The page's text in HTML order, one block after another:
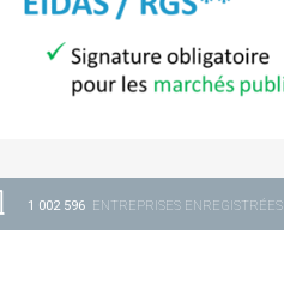
1 002 596 ENTREPRISES ENREGISTRÉES